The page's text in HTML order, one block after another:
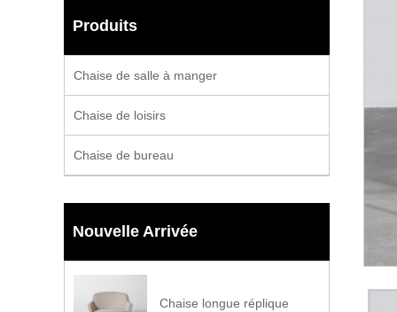
Produits
Chaise de salle à manger
Chaise de loisirs
Chaise de bureau
Nouvelle Arrivée
Chaise longue réplique